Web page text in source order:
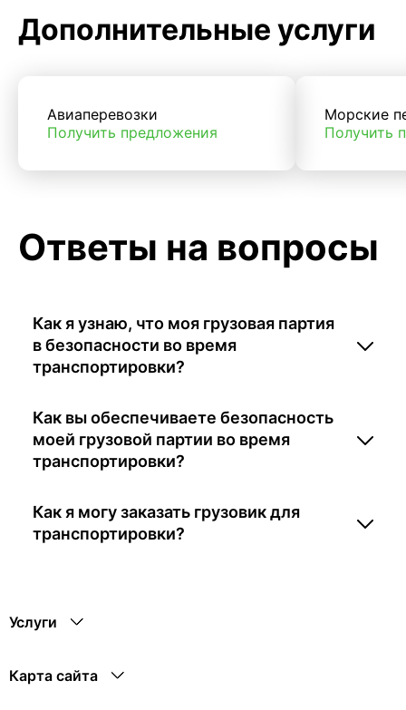
Дополнительные услуги
Авиаперевозки
Получить предложения
Морские
Получить
Ответы на вопросы
Как я узнаю, что моя грузовая партия
в безопасности во время
транспортировки?
Как вы обеспечиваете безопасность
моей грузовой партии во время
транспортировки?
Как я могу заказать грузовик для
транспортировки?
Услуги
Карта сайта